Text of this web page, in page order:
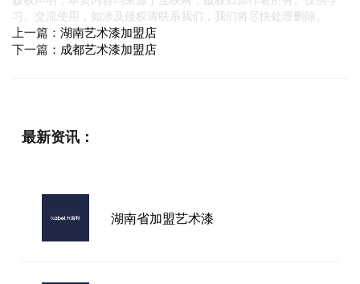
习、交流使用，如涉及侵权请联系我们，我们将尽快处理删除。
上一篇： 湖南艺术漆加盟店
下一篇： 成都艺术漆加盟店
最新资讯：
湖南省加盟艺术漆